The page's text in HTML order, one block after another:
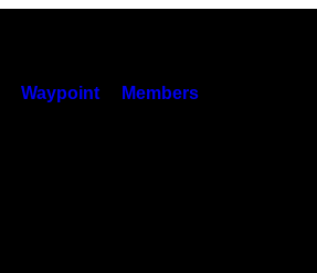
Waypoint Members